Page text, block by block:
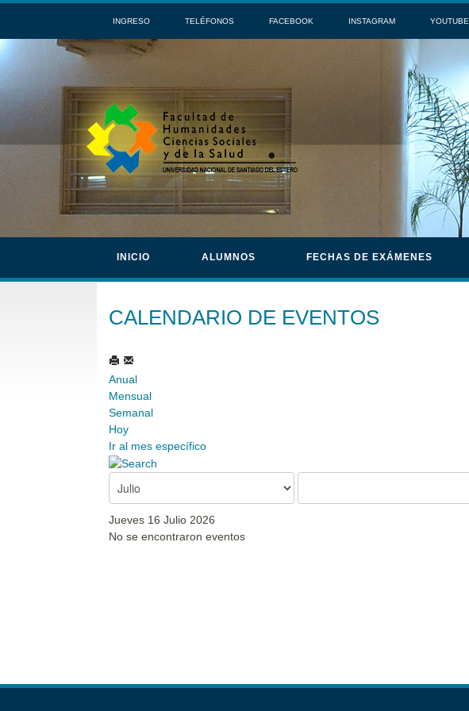
INGRESO TELÉFONOS FACEBOOK INSTAGRAM YOUTUBE
INICIO ALUMNOS FECHAS DE EXÁMENES
CALENDARIO DE EVENTOS
Anual
Mensual
Semanal
Hoy
Ir al mes específico
Jueves 16 Julio 2026
No se encontraron eventos